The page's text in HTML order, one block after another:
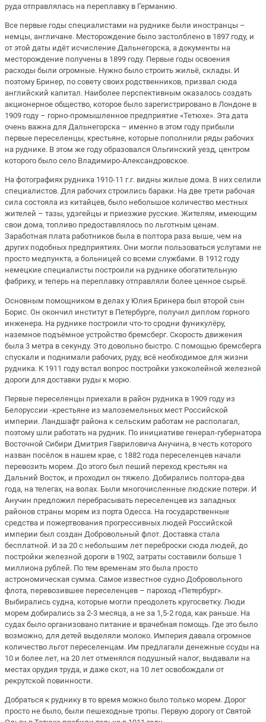
руда отправлялась на переплавку в Германию.
Все первые годы специалистами на руднике были иностранцы –
немцы, англичане. Месторождение было застолблено в 1897 году, и
от этой даты идёт исчисление Дальнегорска, а документы на
месторождение получены в 1899 году. Первые годы освоения
расходы были огромные. Нужно было строить жильё, склады. И
поэтому Бринер, по совету своих родственников, призвал сюда
английский капитал. Наиболее перспективным оказалось создать
акционерное общество, которое было зарегистрировано в Лондоне в
1909 году – горно-промышленное предприятие «Тетюхе». Эта дата
очень важна для Дальнегорска – именно в этом году прибыли
первые переселенцы, крестьяне, которые пополнили ряды рабочих
на руднике. В этом же году образовался Ольгинский уезд, центром
которого было село Владимиро-Александровское.
На фотографиях рудника 1910-11 г.г. видны жилые дома. В них селили
специалистов. Для рабочих строились бараки. На две трети рабочая
сила состояла из китайцев, было небольшое количество местных
жителей – тазы, удэгейцы и приезжие русские. Жителям, имеющим
свои дома, топливо предоставлялось по льготным ценам.
Заработная плата работников была в полтора раза выше, чем на
других подобных предприятиях. Они могли пользоваться услугами не
просто медпункта, а больницей со всеми службами. В 1912 году
немецкие специалисты построили на руднике обогатительную
фабрику, и теперь на переплавку отправляли более ценное сырьё.
Основным помощником в делах у Юлия Бринера был второй сын
Борис. Он окончил институт в Петербурге, получил диплом горного
инженера. На руднике построили что-то сродни фуникулёру,
наземное подъёмное устройство бремсберг. Скорость движения
была 3 метра в секунду. Это довольно быстро. С помощью бремсберга
спускали и поднимали рабочих, руду, всё необходимое для жизни
рудника. К 1911 году встал вопрос постройки узкоколейной железной
дороги для доставки руды к морю.
Первые переселенцы приехали в район рудника в 1909 году из
Белоруссии -крестьяне из малоземельных мест Российской
империи. Ландшафт района к сельским работам не располагал,
поэтому шли работать на рудник. По инициативе генерал-губернатора
Восточной Сибири Дмитрия Гавриловича Анучина, в честь которого
назван посёлок в нашем крае, с 1882 года переселенцев начали
перевозить морем. До этого был пеший переход крестьян на
Дальний Восток, и проходил он тяжело. Добирались полтора-два
года, на телегах, на волах. Были многочисленные людские потери. И
Анучин предложил перебрасывать переселенцев из западных
районов страны морем из порта Одесса. На государственные
средства и пожертвования прогрессивных людей Российской
империи был создан Добровольный флот. Доставка стала
бесплатной. И за 20 с небольшим лет переброски сюда людей, до
постройки железной дороги в 1902, затраты составили больше 1
миллиона рублей. По тем временам это была просто
астрономическая сумма. Самое известное судно Добровольного
флота, перевозившее переселенцев – пароход «Петербург».
Выбирались судна, которые могли преодолеть кругосветку. Люди
морем добирались за 2-3 месяца, а не за 1,5-2 года, как раньше. На
судах было организовано питание и врачебная помощь. Где это было
возможно, для детей выделяли молоко. Империя давала огромное
количество льгот переселенцам. Им предлагали денежные ссуды на
10 и более лет, на 20 лет отменялся подушный налог, выдавали на
местах орудия труда, и даже скот, на 10 лет освобождали от
рекрутской повинности.
Добраться к руднику в то время можно было только морем. Дорог
просто не было, были пешеходные тропы. Первую дорогу от Святой